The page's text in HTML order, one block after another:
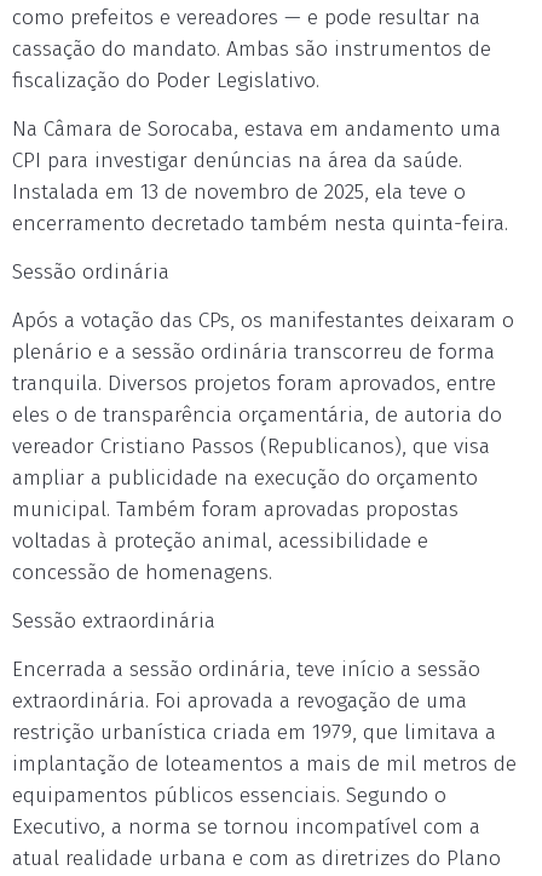
como prefeitos e vereadores — e pode resultar na
cassação do mandato. Ambas são instrumentos de
fiscalização do Poder Legislativo.
Na Câmara de Sorocaba, estava em andamento uma
CPI para investigar denúncias na área da saúde.
Instalada em 13 de novembro de 2025, ela teve o
encerramento decretado também nesta quinta-feira.
Sessão ordinária
Após a votação das CPs, os manifestantes deixaram o
plenário e a sessão ordinária transcorreu de forma
tranquila. Diversos projetos foram aprovados, entre
eles o de transparência orçamentária, de autoria do
vereador Cristiano Passos (Republicanos), que visa
ampliar a publicidade na execução do orçamento
municipal. Também foram aprovadas propostas
voltadas à proteção animal, acessibilidade e
concessão de homenagens.
Sessão extraordinária
Encerrada a sessão ordinária, teve início a sessão
extraordinária. Foi aprovada a revogação de uma
restrição urbanística criada em 1979, que limitava a
implantação de loteamentos a mais de mil metros de
equipamentos públicos essenciais. Segundo o
Executivo, a norma se tornou incompatível com a
atual realidade urbana e com as diretrizes do Plano